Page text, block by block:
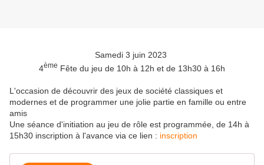
Samedi 3 juin 2023
4ème Fête du jeu de 10h à 12h et de 13h30 à 16h
L'occasion de découvrir des jeux de société classiques et
modernes et de programmer une jolie partie en famille ou entre
amis
Une séance d'initiation au jeu de rôle est programmée, de 14h à
15h30 inscription à l'avance via ce lien : inscription